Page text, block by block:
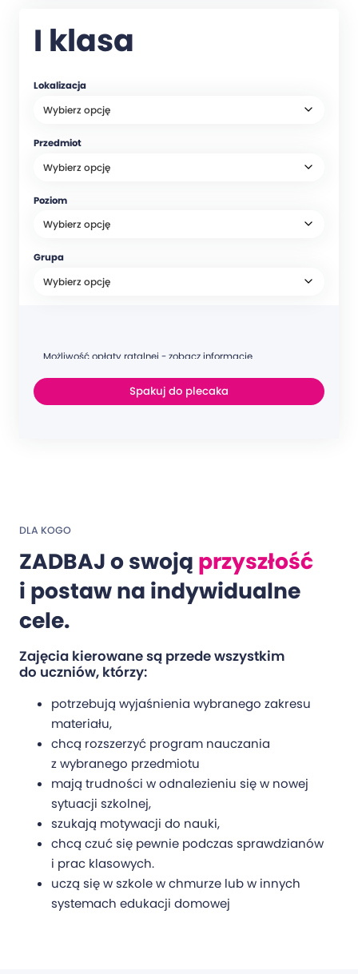
I klasa
Lokalizacja
Przedmiot
Poziom
Grupa
Możliwość opłaty ratalnej - zobacz informacje
Spakuj do plecaka
DLA KOGO
ZADBAJ o swoją przyszłość
i postaw na indywidualne
cele.
Zajęcia kierowane są przede wszystkim
do uczniów, którzy:
potrzebują wyjaśnienia wybranego zakresu
materiału,
chcą rozszerzyć program nauczania
z wybranego przedmiotu
mają trudności w odnalezieniu się w nowej
sytuacji szkolnej,
szukają motywacji do nauki,
chcą czuć się pewnie podczas sprawdzianów
i prac klasowych.
uczą się w szkole w chmurze lub w innych
systemach edukacji domowej